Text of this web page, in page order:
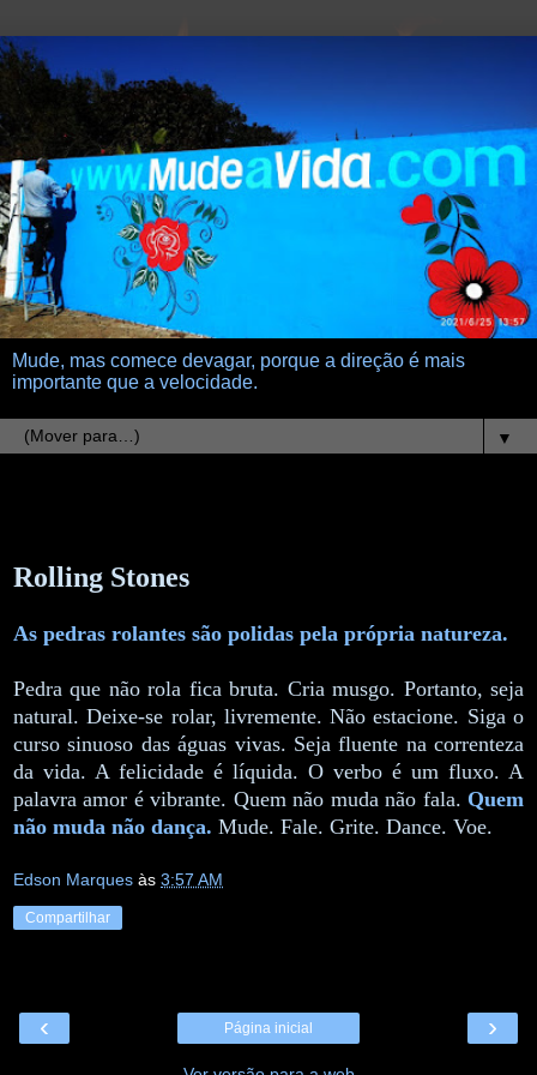
Mude, mas comece devagar, porque a direção é mais
importante que a velocidade.
▼
Rolling Stones
As pedras rolantes são polidas pela própria natureza.
Pedra que não rola fica bruta. Cria musgo. Portanto, seja
natural. Deixe-se rolar, livremente. Não estacione. Siga o
curso sinuoso das águas vivas. Seja fluente na correnteza
da vida. A felicidade é líquida. O verbo é um fluxo. A
palavra amor é vibrante. Quem não muda não fala. Quem
não muda não dança. Mude. Fale. Grite. Dance. Voe.
Edson Marques às 3:57 AM
Compartilhar
‹ ›
Página inicial